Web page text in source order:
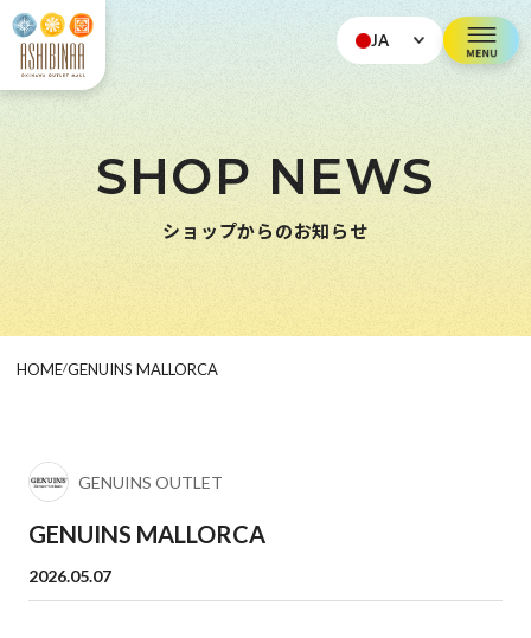
JA
SHOP NEWS
ショップからのお知らせ
HOME/GENUINS MALLORCA
GENUINS OUTLET
GENUINS MALLORCA
2026.05.07